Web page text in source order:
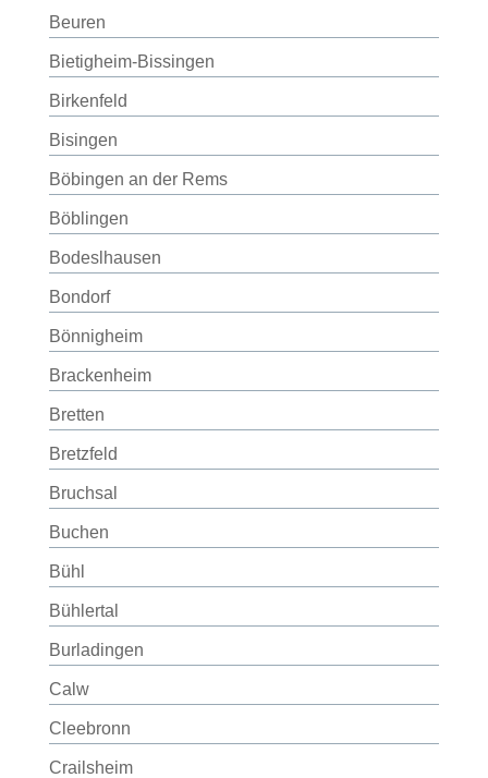
Beuren
Bietigheim-Bissingen
Birkenfeld
Bisingen
Böbingen an der Rems
Böblingen
Bodeslhausen
Bondorf
Bönnigheim
Brackenheim
Bretten
Bretzfeld
Bruchsal
Buchen
Bühl
Bühlertal
Burladingen
Calw
Cleebronn
Crailsheim